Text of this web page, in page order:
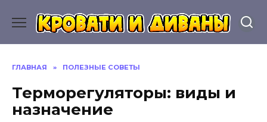
содержанию
ГЛАВНАЯ » ПОЛЕЗНЫЕ СОВЕТЫ
Терморегуляторы: виды и
назначение